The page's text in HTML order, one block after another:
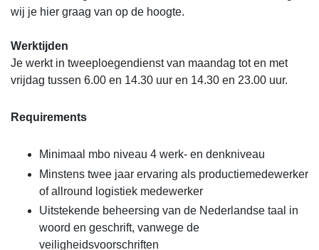
wij je hier graag van op de hoogte.
Werktijden
Je werkt in tweeploegendienst van maandag tot en met
vrijdag tussen 6.00 en 14.30 uur en 14.30 en 23.00 uur.
Requirements
Minimaal mbo niveau 4 werk- en denkniveau
Minstens twee jaar ervaring als productiemedewerker
of allround logistiek medewerker
Uitstekende beheersing van de Nederlandse taal in
woord en geschrift, vanwege de
veiligheidsvoorschriften